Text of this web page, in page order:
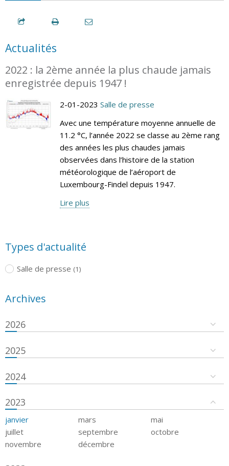
Actualités
2022 : la 2ème année la plus chaude jamais
enregistrée depuis 1947 !
2-01-2023 Salle de presse
Avec une température moyenne annuelle de
11.2 °C, l’année 2022 se classe au 2ème rang
des années les plus chaudes jamais
observées dans l’histoire de la station
météorologique de l’aéroport de
Luxembourg-Findel depuis 1947.
Lire plus
Types d'actualité
Salle de presse (1)
Archives
2026
2025
2024
2023
janvier mars
mai
juillet
septembre
octobre
novembre
décembre